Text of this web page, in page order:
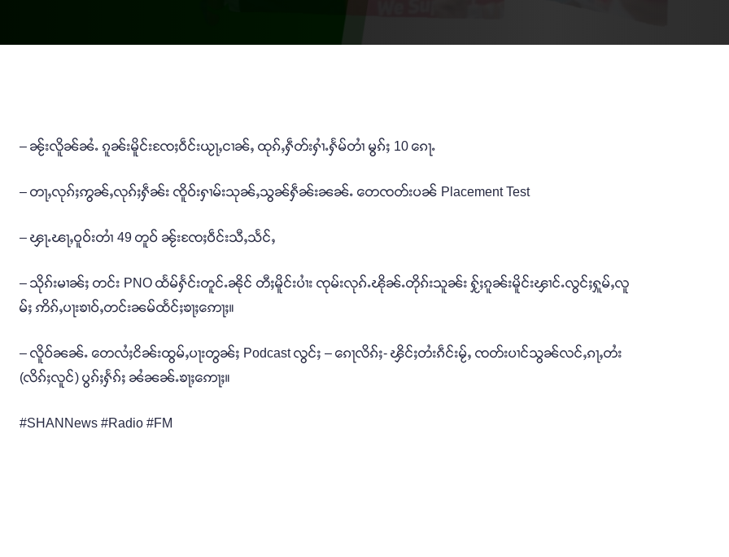
– ၼႂ်းလိူၼ်ၼႆႉ ၵူၼ်းမိူင်းၸႄႈဝဵင်းယႂႃႇငၢၼ်ႇ ထုၵ်ႇႁဵတ်းႁၢႆႉႁႅမ်တၢႆ မွၵ်ႈ 10 ၵေႃႉ
– တႃႇလုၵ်ႈဢွၼ်ႇလုၵ်ႈႁဵၼ်း ၸိူဝ်းႁၢမ်းသုၼ်ႇသွၼ်ႁဵၼ်းၼၼ်ႉ တေၸတ်းပၼ် Placement Test
– ၾႃႉၽႃႇဝူဝ်းတၢႆ 49 တူဝ် ၼႂ်းၸႄႈဝဵင်းသီႇသႅင်ႇ
– သိုၵ်းမၢၼ်ႈ တင်း PNO ထႅမ်ႁႅင်းတူင်ႉၼိုင် တီႈမိူင်းပၢႆး ၸုမ်းလုၵ်ႉၽိုၼ်ႉတိုၵ်းသူၼ်း ႁႂ်ႈၵူၼ်းမိူင်းၾၢင်ႉလွင်ႈႁူမ်ႇလူ
မ်ႈ ဢိၵ်ႇပႃးၶၢဝ်ႇတင်းၼမ်ထႅင်ႈၶႃႈဢေႃႈ။
– လိူဝ်ၼၼ်ႉ တေလႆႈငိၼ်းထွမ်ႇပႃးတွၼ်ႈ Podcast လွင်ႈ – ၵေႃလိၵ်ႈ- ၾိင်ႈတႆးၵဵင်းမႂ်ႇ ၸတ်းပၢင်သွၼ်လင်ႇၵႃႇတႆး
(လိၵ်ႈလူင်) ပွၵ်ႈႁႅၵ်ႈ ၼႆၼၼ်ႉၶႃႈဢေႃႈ။
#SHANNews #Radio #FM